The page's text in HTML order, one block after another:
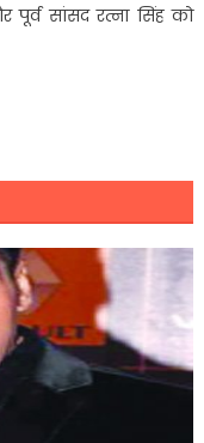
पूर्व सांसद रत्ना सिंह को